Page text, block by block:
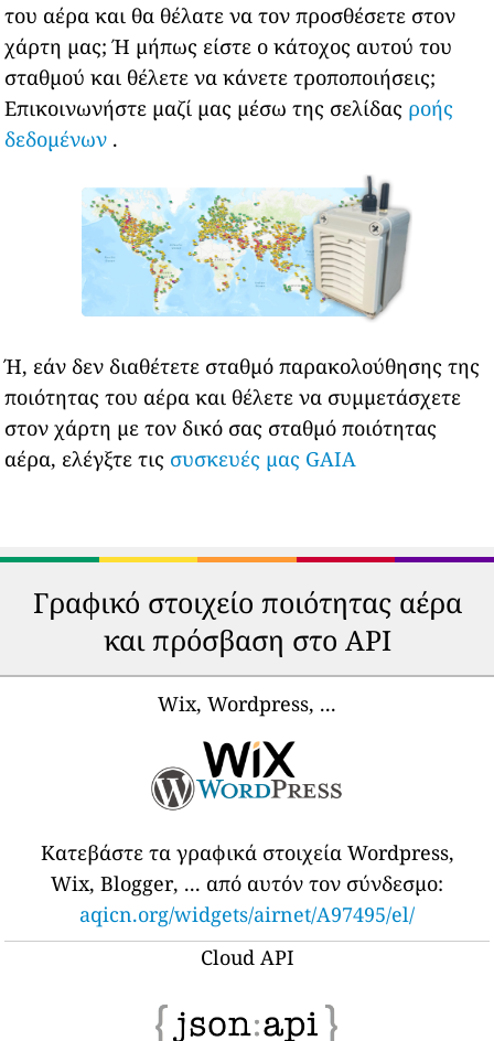
του αέρα και θα θέλατε να τον προσθέσετε στον
χάρτη μας; Ή μήπως είστε ο κάτοχος αυτού του
σταθμού και θέλετε να κάνετε τροποποιήσεις;
Επικοινωνήστε μαζί μας μέσω της σελίδας ροής
δεδομένων .
Ή, εάν δεν διαθέτετε σταθμό παρακολούθησης της
ποιότητας του αέρα και θέλετε να συμμετάσχετε
στον χάρτη με τον δικό σας σταθμό ποιότητας
αέρα, ελέγξτε τις συσκευές μας GAIA
Γραφικό στοιχείο ποιότητας αέρα
και πρόσβαση στο API
Wix, Wordpress, ...
Κατεβάστε τα γραφικά στοιχεία Wordpress,
Wix, Blogger, ... από αυτόν τον σύνδεσμο:
aqicn.org/widgets/airnet/A97495/el/
Cloud API